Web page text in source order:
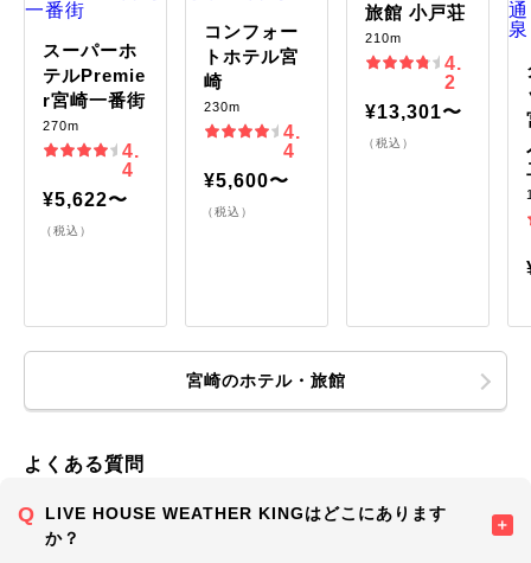
スーパーホ
テルPremie
r宮崎一番街
270m
4.
4
¥5,622〜
（税込）
コンフォー
トホテル宮
崎
230m
4.
4
¥5,600〜
（税込）
旅館 小戸荘
210m
4.
2
¥13,301〜
（税込）
宮崎のホテル・旅館
よくある質問
LIVE HOUSE WEATHER KINGはどこにあります
か？